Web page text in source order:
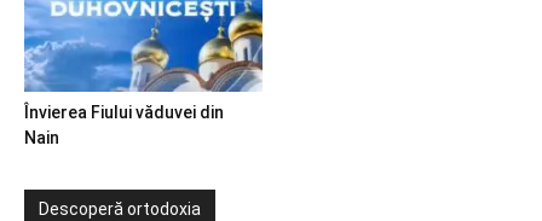
Învierea Fiului văduvei din
Nain
Descoperă ortodoxia